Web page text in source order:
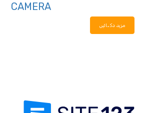
CAMERA
مزید دکھائیں